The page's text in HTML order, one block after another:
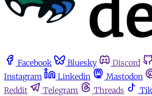
Facebook Bluesky Discord
Instagram
Linkedin Mastodon
Reddit
Telegram Threads